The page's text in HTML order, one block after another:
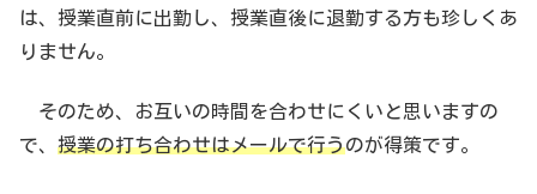
は、授業直前に出勤し、授業直後に退勤する方も珍しくあ
りません。
そのため、お互いの時間を合わせにくいと思いますの
で、 授業の打ち合わせはメールで行うのが得策です。